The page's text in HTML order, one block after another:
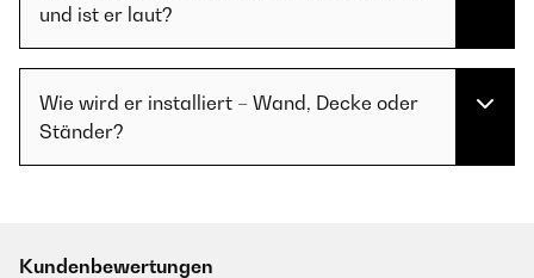
und ist er laut?
Wie wird er installiert – Wand, Decke oder
Ständer?
Kundenbewertungen